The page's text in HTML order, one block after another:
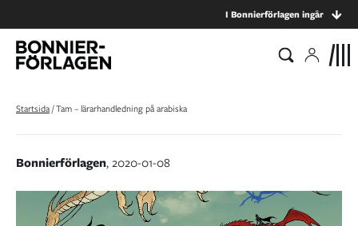
I Bonnierförlagen ingår
Startsida/Tam – lärarhandledning på arabiska
Bonnierförlagen, 2020-01-08